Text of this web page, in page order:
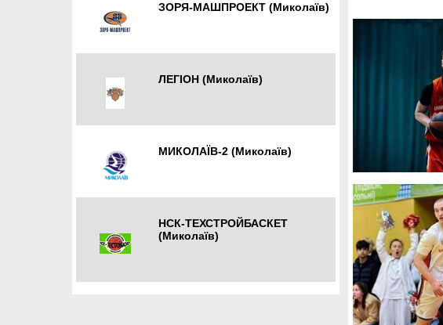
ЗОРЯ-МАШПРОЕКТ (Миколаїв)
ЛЕГІОН (Миколаїв)
МИКОЛАЇВ-2 (Миколаїв)
НСК-ТЕХСТРОЙБАСКЕТ
(Миколаїв)